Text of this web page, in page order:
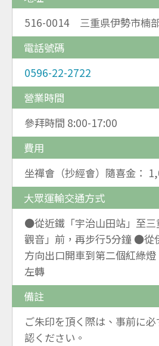
516-0014 三重県伊勢市楠
電話號碼
0596-22-2722
營業時間
參拜時間 8:00-17:00
費用
坐禪會（抄經會）隨喜金：
大眾運輸交通方式
●從近鐵「宇治山田站」至三
觀音」前，再步行5分鐘 ●從
方向出口開車到第二個紅綠燈
左轉
備註
ご朱印を頂く際は、事前に
認ください。